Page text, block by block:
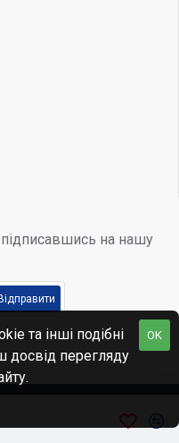
підписавшись на нашу
Відправити
Reserved
OK
та інші подібні
досвід перегляду